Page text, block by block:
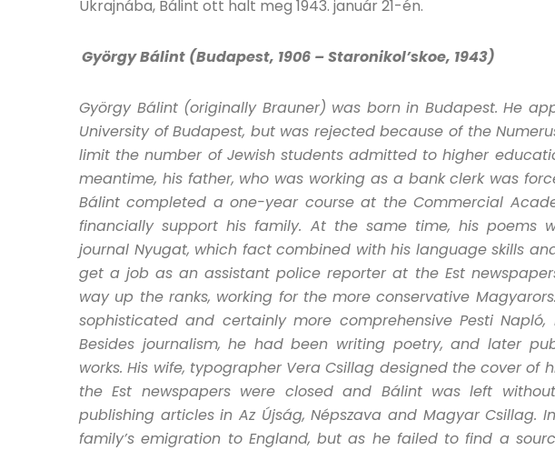
Ukrajnába, Bálint ott halt meg 1943. január 21-én.
György Bálint (Budapest, 1906 – Staronikol’skoe, 1943)
György Bálint (originally Brauner) was born in Budapest. He
University of Budapest, but was rejected because of the
limit the number of Jewish students admitted to higher
meantime, his father, who was working as a bank clerk was
Bálint completed a one-year course at the Commercial
financially support his family. At the same time, his poems
journal Nyugat, which fact combined with his language skills
get a job as an assistant police reporter at the Est
way up the ranks, working for the more conservative
sophisticated and certainly more comprehensive Pesti
Besides journalism, he had been writing poetry, and later
works. His wife, typographer Vera Csillag designed the cover of
the Est newspapers were closed and Bálint was left
publishing articles in Az Újság, Népszava and Magyar Csillag.
family’s emigration to England, but as he failed to find a